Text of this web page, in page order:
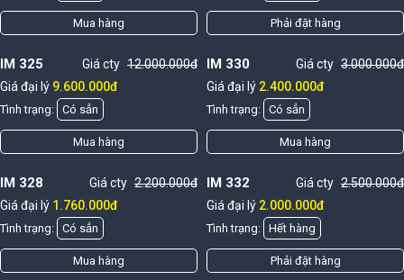
Mua hàng Phải đặt hàng
IM 325 Giá cty 12.000.000đ
Giá đại lý 9.600.000đ
Tình trạng: Có sẳn
Mua hàng
IM 330 Giá cty 3.000.000đ
Giá đại lý 2.400.000đ
Tình trạng: Có sẳn
Mua hàng
IM 328 Giá cty 2.200.000đ
Giá đại lý 1.760.000đ
Tình trạng: Có sẳn
Mua hàng
IM 332 Giá cty 2.500.000đ
Giá đại lý 2.000.000đ
Tình trạng: Hết hàng
Phải đặt hàng